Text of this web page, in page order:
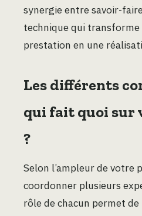
synergie entre savoir-
technique qui transforme
prestation en une
Les différents
qui fait quoi sur
?
Selon l’ampleur de votre
coordonner plusieurs
rôle de chacun permet